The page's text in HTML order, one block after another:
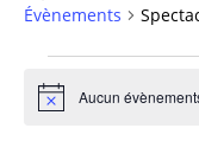
Évènements
for
Notice Aucun